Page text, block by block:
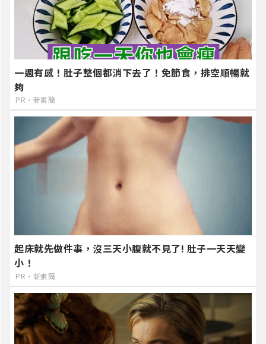
一週有感！肚子整個都消下去了！免節食，排空順暢就
夠
PR・新素簡
起床就先做件事，沒三天小腹就不見了! 肚子一天天變
小！
PR・新素簡